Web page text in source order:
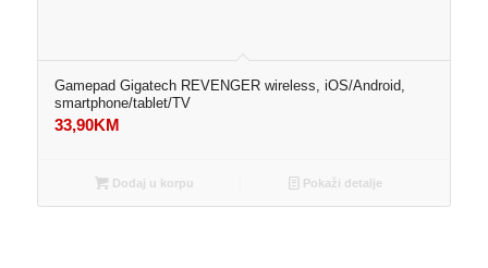
Gamepad Gigatech REVENGER wireless, iOS/Android,
smartphone/tablet/TV
33,90KM
Dodaj u korpu Pokaži detalje